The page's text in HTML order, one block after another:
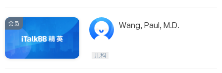
会员 Wang, Paul, M.D.
儿科